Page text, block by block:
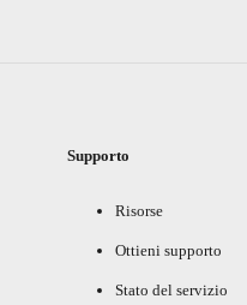
Supporto
Risorse
Ottieni supporto
Stato del servizio